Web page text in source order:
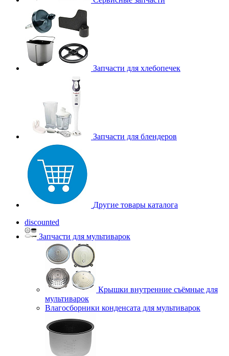
Запчасти для хлебопечек
Запчасти для блендеров
Другие товары каталога
discounted
Запчасти для мультиварок
Крышки внутренние съёмные для
мультиварок
Влагосборники конденсата для мультиварок